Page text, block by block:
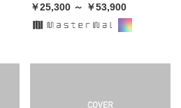
￥25,300 ～ ￥53,900